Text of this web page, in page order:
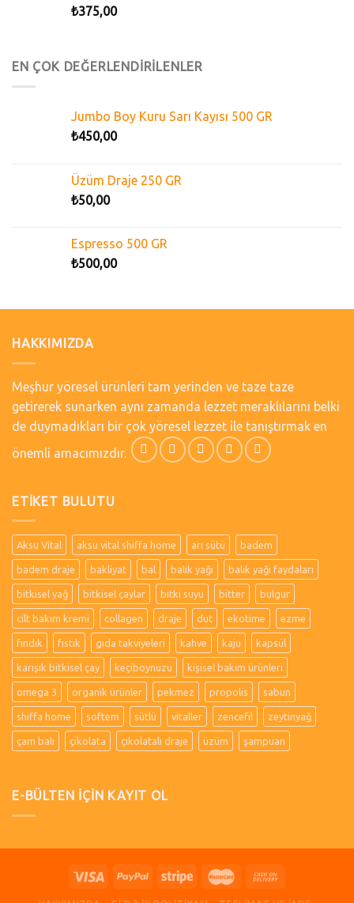
₺375,00
EN ÇOK DEĞERLENDİRİLENLER
Jumbo Boy Kuru Sarı Kayısı 500 GR
₺450,00
Üzüm Draje 250 GR
₺50,00
Espresso 500 GR
₺500,00
HAKKIMIZDA
Meşhur yöresel ürünleri tam yerinden ve taze taze
getirerek sunarken aynı zamanda lezzet meraklılarını belki
de duymadıkları bir çok yöresel lezzet ile tanıştırmak en
önemli amacımızdır.
ETIKET BULUTU
Aksu Vital aksu vital shiffa home arı sütü badem
badem draje bakliyat bal balık yağı balık yağı faydaları
bitkisel yağ bitkisel çaylar bitki suyu bitter bulgur
cilt bakım kremi collagen draje dut ekotime ezme
fındık fıstık gıda takviyeleri kahve kaju kapsül
karışık bitkisel çay keçiboynuzu kişisel bakım ürünleri
omega 3 organik ürünler pekmez propolis sabun
shiffa home softem sütlü vitaller zencefil zeytinyağ
çam balı çikolata çikolatalı draje üzüm şampuan
E-BÜLTEN İÇİN KAYIT OL